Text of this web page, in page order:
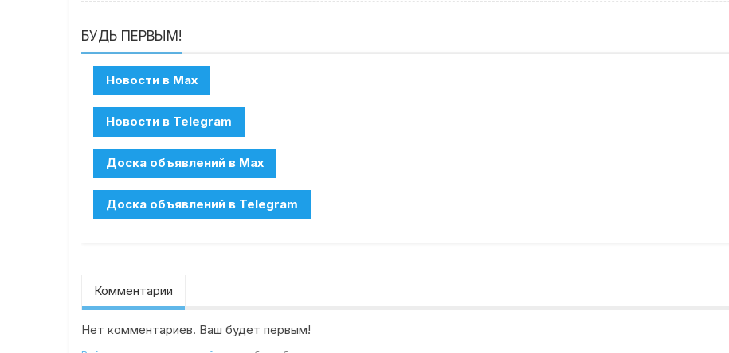
БУДЬ ПЕРВЫМ!
Комментарии
Нет комментариев. Ваш будет первым!